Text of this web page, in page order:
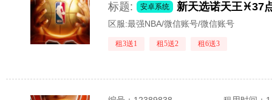
标题: 安卓系统
区服:最强NBA/微信账号/微信账号
租3送1 租5送2 租6送3